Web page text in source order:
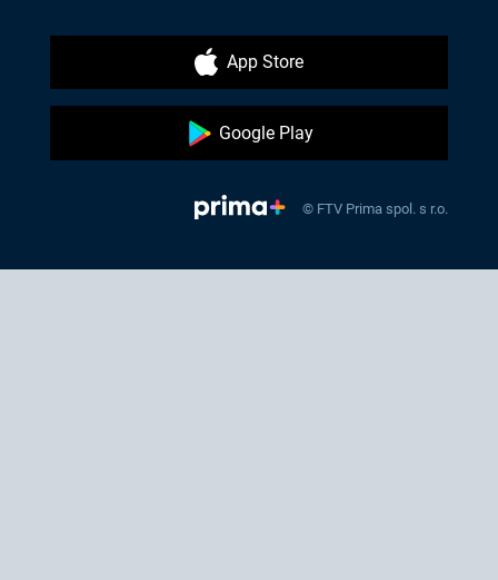
App Store
Google Play
© FTV Prima spol. s r.o.